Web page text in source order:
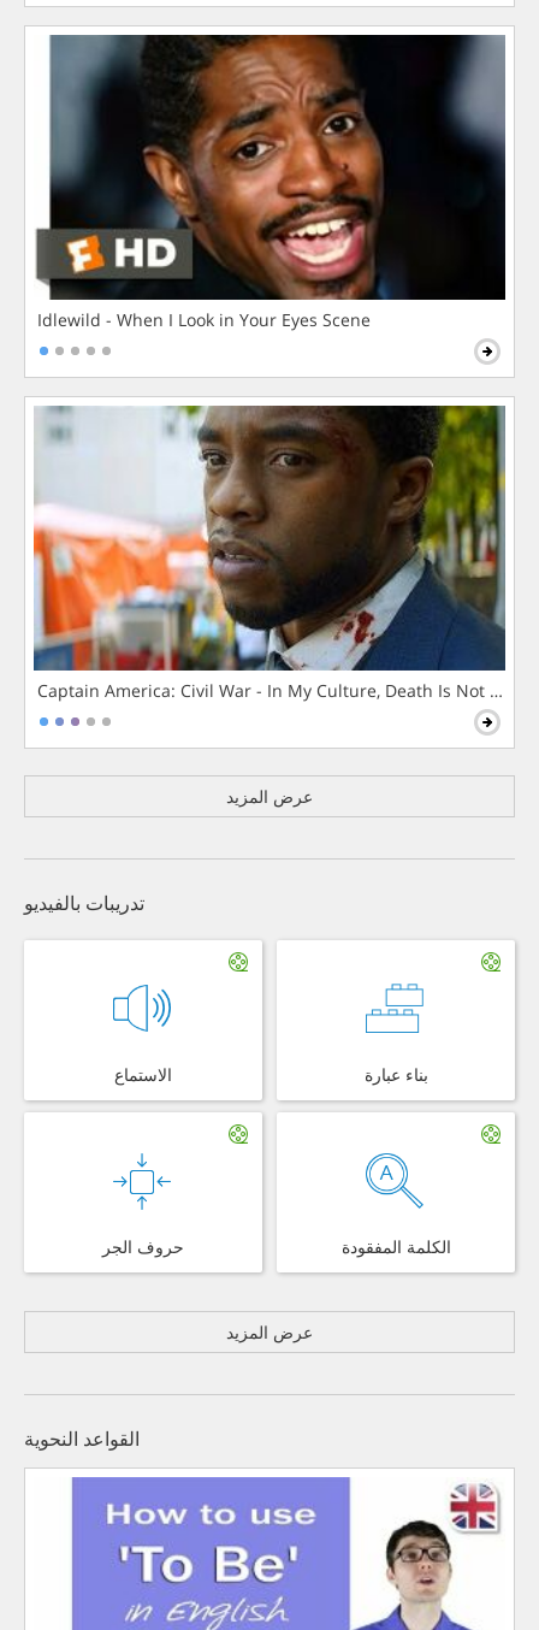
Idlewild - When I Look in Your Eyes Scene
Captain America: Civil War - In My Culture, Death Is Not The
عرض المزيد
تدريبات بالفيديو
الاستماع بناء عبارة
حروف الجر الكلمة المفقودة
عرض المزيد
القواعد النحوية